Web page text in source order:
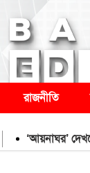
রাজনীতি
‘আয়নাঘর’ দেখতে